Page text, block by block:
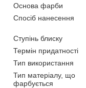
Основа фарби
Спосіб нанесення
Ступінь блиску
Термін придатності
Тип використання
Тип матеріалу, що
фарбується